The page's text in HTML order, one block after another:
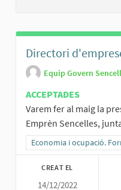
Directori
Equip Govern
ACCEPTADES
Varem fer al maig la
Emprèn Sencelles,
Resultats al filtrar per la
Economia i ocupació.
CREAT EL
14/12/2022